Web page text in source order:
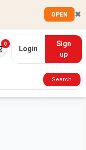
OPEN ✖
0
Login
Sign
up
Search